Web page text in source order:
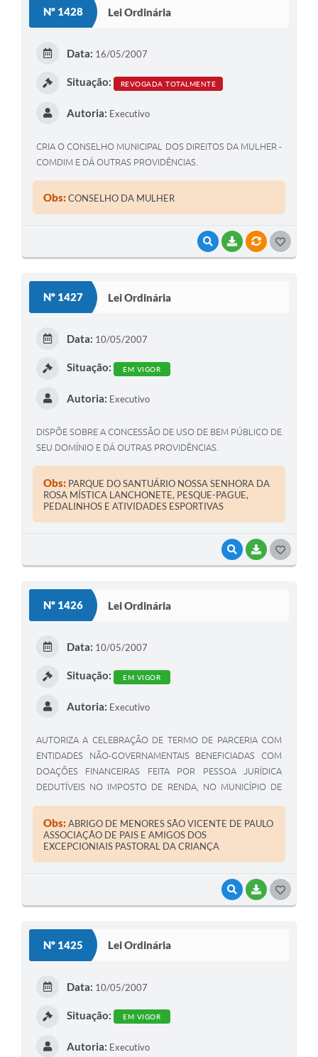
Nº 1428 Lei Ordinária
VISUALIZAR
BAIXARVÍNCULOS
Data: 16/05/2007
Situação: REVOGADA TOTALMENTE
Autoria: Executivo
CRIA O CONSELHO MUNICIPAL DOS DIREITOS DA MULHER -
COMDIM E DÁ OUTRAS PROVIDÊNCIAS.
Obs:CONSELHO DA MULHER
Nº 1427 Lei Ordinária
VISUALIZAR
BAIXAR
Data: 10/05/2007
Situação: EM VIGOR
Autoria: Executivo
DISPÕE SOBRE A CONCESSÃO DE USO DE BEM PÚBLICO DE
SEU DOMÍNIO E DÁ OUTRAS PROVIDÊNCIAS.
Obs: PARQUE DO SANTUÁRIO NOSSA SENHORA DA
ROSA MÍSTICA LANCHONETE, PESQUE-PAGUE,
PEDALINHOS E ATIVIDADES ESPORTIVAS
Nº 1426 Lei Ordinária
VISUALIZAR
BAIXAR
Data: 10/05/2007
Situação: EM VIGOR
Autoria: Executivo
AUTORIZA A CELEBRAÇÃO DE TERMO DE PARCERIA COM
ENTIDADES NÃO-GOVERNAMENTAIS BENEFICIADAS COM
DOAÇÕES FINANCEIRAS FEITA POR PESSOA JURÍDICA
DEDUTÍVEIS NO IMPOSTO DE RENDA, NO MUNICÍPIO DE
Obs:ABRIGO DE MENORES SÃO VICENTE DE PAULO
ASSOCIAÇÃO DE PAIS E AMIGOS DOS
EXCEPCIONIAIS PASTORAL DA CRIANÇA
Nº 1425 Lei Ordinária
Data: 10/05/2007
Situação: EM VIGOR
Autoria: Executivo